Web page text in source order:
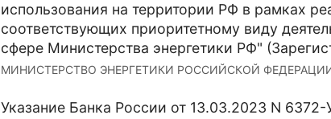
использования на территории РФ в рамках
соответствующих приоритетному виду
сфере Министерства энергетики РФ"
МИНИСТЕРСТВО ЭНЕРГЕТИКИ РОССИЙСКОЙ ФЕДЕРАЦИИ
Указание Банка России от 13.03.2023 N